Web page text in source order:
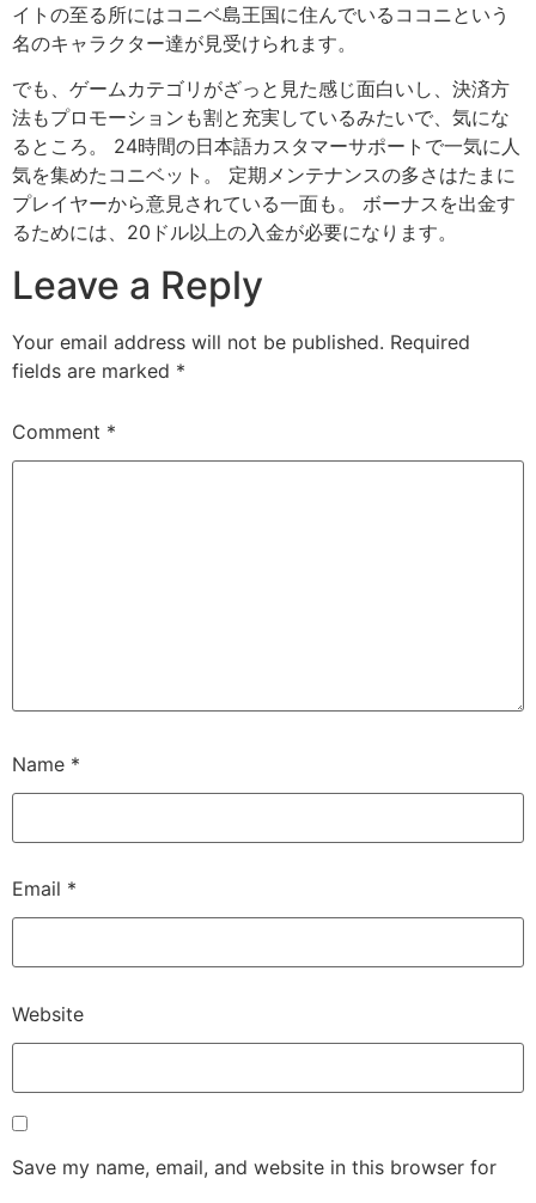
イトの至る所にはコニベ島王国に住んでいるココニという
名のキャラクター達が見受けられます。
でも、ゲームカテゴリがざっと見た感じ面白いし、決済方
法もプロモーションも割と充実しているみたいで、気にな
るところ。 24時間の日本語カスタマーサポートで一気に人
気を集めたコニベット。 定期メンテナンスの多さはたまに
プレイヤーから意見されている一面も。 ボーナスを出金す
るためには、20ドル以上の入金が必要になります。
Leave a Reply
Your email address will not be published. Required
fields are marked *
Comment *
Name *
Email *
Website
Save my name, email, and website in this browser for